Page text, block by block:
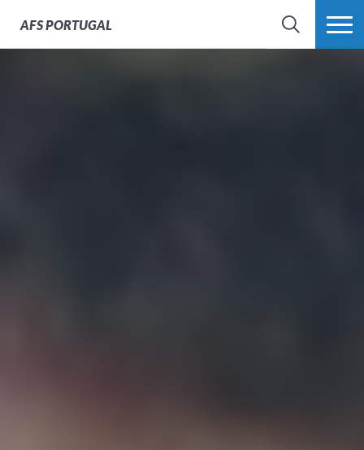
AFSPORTUGAL
SEARCH VER MAIS